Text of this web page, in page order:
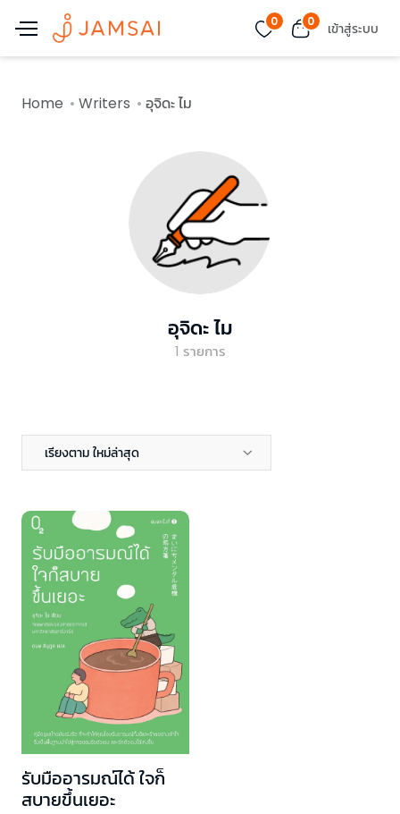
0 0 เข้าสู่ระบบ
Home Writers อุจิดะ ไม
อุจิดะ ไม
1 รายการ
เรียงตาม ใหม่ล่าสุด
รับมืออารมณ์ได้ ใจก็
สบายขึ้นเยอะ